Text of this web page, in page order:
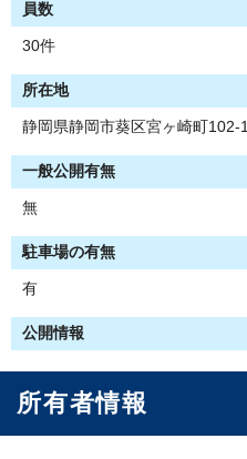
員数
30件
所在地
静岡県静岡市葵区宮ヶ崎町102-
一般公開有無
無
駐車場の有無
有
公開情報
所有者情報